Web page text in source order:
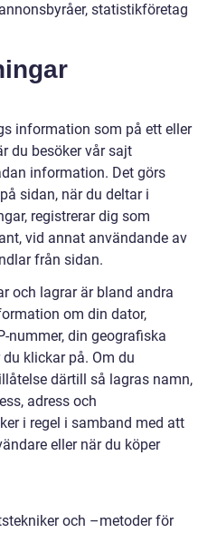
statistikföretag
information som på ett eller
du besöker vår sajt
information. Det görs
sidan, när du deltar i
registrerar dig som
vid annat användande av
från sidan.
och lagrar är bland andra
om din dator,
nummer, din geografiska
klickar på. Om du
därtill så lagras namn,
adress och
i regel i samband med att
eller när du köper
och –metoder för